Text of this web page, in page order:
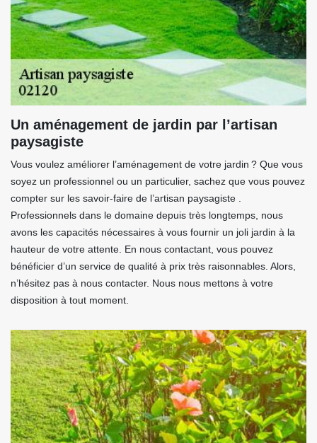
Un aménagement de jardin par l’artisan
paysagiste
Vous voulez améliorer l’aménagement de votre jardin ? Que vous
soyez un professionnel ou un particulier, sachez que vous pouvez
compter sur les savoir-faire de l’artisan paysagiste .
Professionnels dans le domaine depuis très longtemps, nous
avons les capacités nécessaires à vous fournir un joli jardin à la
hauteur de votre attente. En nous contactant, vous pouvez
bénéficier d’un service de qualité à prix très raisonnables. Alors,
n’hésitez pas à nous contacter. Nous nous mettons à votre
disposition à tout moment.